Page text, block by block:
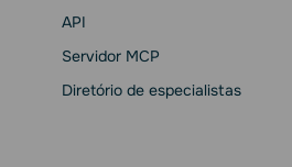
API
Servidor MCP
Diretório de especialistas